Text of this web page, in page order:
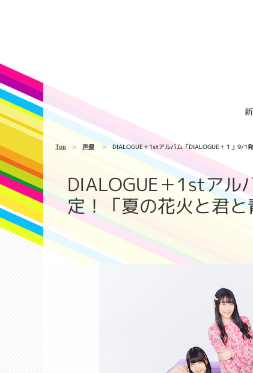
Top 声優 DIALOGUE＋1stアルバム「DIALOGUE＋１」9/1
DIALOGUE＋1stアル
定！「夏の花火と君